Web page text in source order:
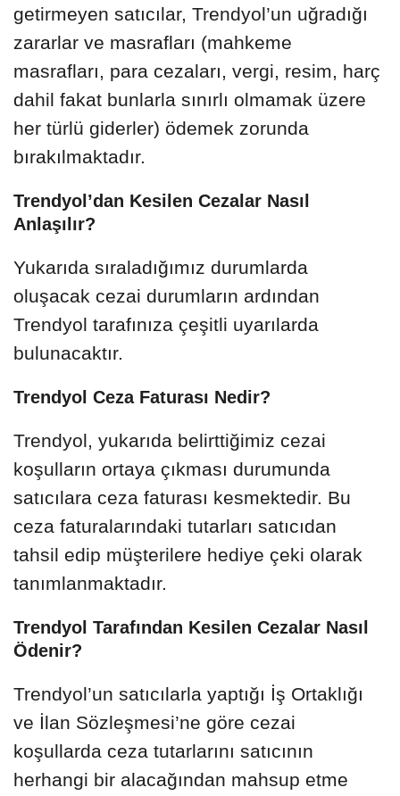
getirmeyen satıcılar, Trendyol’un uğradığı
zararlar ve masrafları (mahkeme
masrafları, para cezaları, vergi, resim, harç
dahil fakat bunlarla sınırlı olmamak üzere
her türlü giderler) ödemek zorunda
bırakılmaktadır.
Trendyol’dan Kesilen Cezalar Nasıl
Anlaşılır?
Yukarıda sıraladığımız durumlarda
oluşacak cezai durumların ardından
Trendyol tarafınıza çeşitli uyarılarda
bulunacaktır.
Trendyol Ceza Faturası Nedir?
Trendyol, yukarıda belirttiğimiz cezai
koşulların ortaya çıkması durumunda
satıcılara ceza faturası kesmektedir. Bu
ceza faturalarındaki tutarları satıcıdan
tahsil edip müşterilere hediye çeki olarak
tanımlanmaktadır.
Trendyol Tarafından Kesilen Cezalar Nasıl
Ödenir?
Trendyol’un satıcılarla yaptığı İş Ortaklığı
ve İlan Sözleşmesi’ne göre cezai
koşullarda ceza tutarlarını satıcının
herhangi bir alacağından mahsup etme